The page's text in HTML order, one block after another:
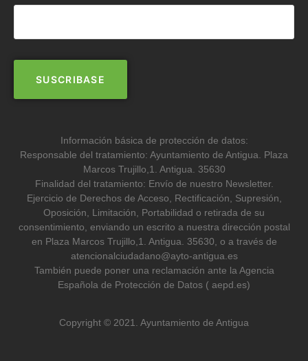
Información básica de protección de datos:
Responsable del tratamiento: Ayuntamiento de Antigua. Plaza
Marcos Trujillo,1. Antigua. 35630
Finalidad del tratamiento: Envío de nuestro Newsletter.
Ejercicio de Derechos de Acceso, Rectificación, Supresión,
Oposición, Limitación, Portabilidad o retirada de su
consentimiento, enviando un escrito a nuestra dirección postal
en Plaza Marcos Trujillo,1. Antigua. 35630, o a través de
atencionalciudadano@ayto-antigua.es
También puede poner una reclamación ante la Agencia
Española de Protección de Datos ( aepd.es)
Copyright © 2021. Ayuntamiento de Antigua